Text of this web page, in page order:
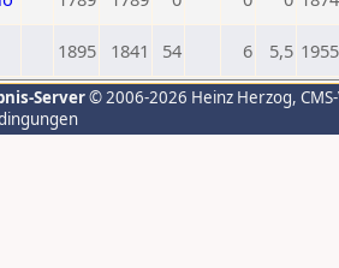
1895 1841 54 6 5,5 1955
Server© 2006-2026 Heinz Herzog,